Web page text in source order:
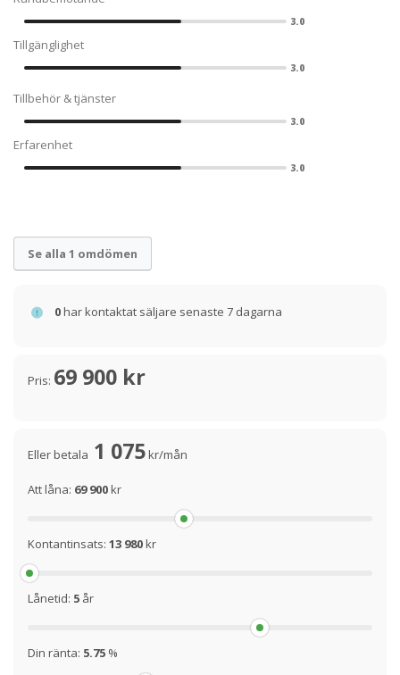
3.0
Tillgänglighet
3.0
Tillbehör & tjänster
3.0
Erfarenhet
3.0
Se alla 1 omdömen
0har kontaktat säljare senaste 7 dagarna
Pris: 69 900 kr
Eller betala 1 075kr/mån
Att låna: 69 900kr
Kontantinsats: 13 980kr
Lånetid: 5 år
Din ränta: 5.75 %